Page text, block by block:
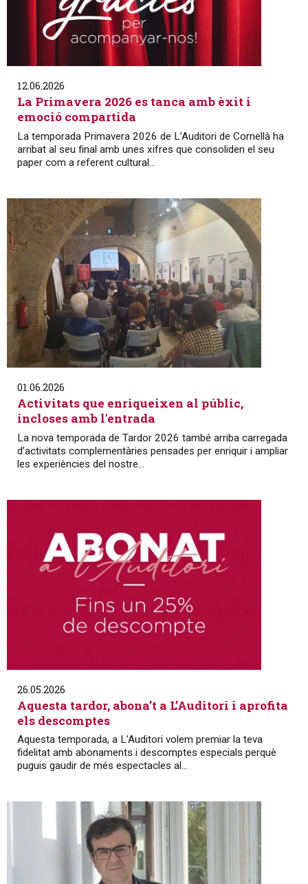
12.06.2026
La Primavera 2026 es tanca amb èxit i
emoció compartida
La temporada Primavera 2026 de L’Auditori de Cornellà ha
arribat al seu final amb unes xifres que consoliden el seu
paper com a referent cultural...
01.06.2026
Activitats que enriqueixen al públic,
incloses amb l'entrada
La nova temporada de Tardor 2026 també arriba carregada
d’activitats complementàries pensades per enriquir i ampliar
les experiències del nostre...
26.05.2026
Aquesta tardor, abona’t a L’Auditori i aprofita
els descomptes
Aquesta temporada, a L’Auditori volem premiar la teva
fidelitat amb abonaments i descomptes especials perquè
puguis gaudir de més espectacles al...